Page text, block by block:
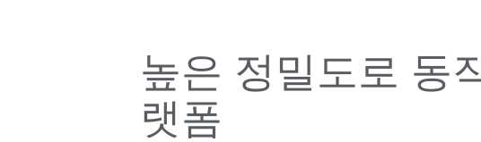
높은 정밀도로 동
랫폼